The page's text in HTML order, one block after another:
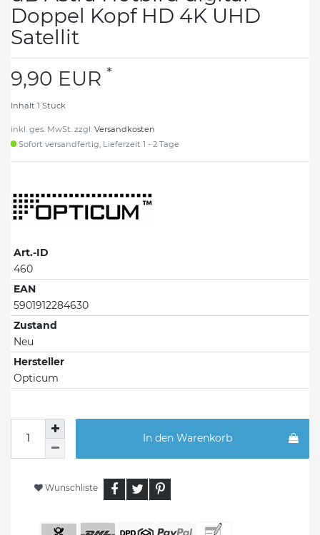
Doppel Kopf HD 4K UHD
Satellit
9,90 EUR *
Inhalt 1 Stück
inkl. ges. MwSt. zzgl. Versandkosten
Sofort versandfertig, Lieferzeit 1 - 2 Tage
Art.-ID
460
EAN
5901912284630
Zustand
Neu
Hersteller
Opticum
In den Warenkorb
Wunschliste